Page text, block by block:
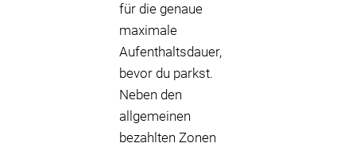
für die genaue
maximale
Aufenthaltsdauer,
bevor du parkst.
Neben den
allgemeinen
bezahlten Zonen